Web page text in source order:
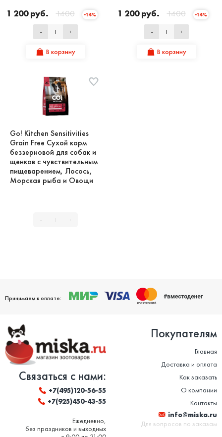
1 200 руб. 1400 -14%
- +
В корзину
1 200 руб. 1400 -14%
- +
В корзину
Go! Kitchen Sensitivities
Grain Free Сухой корм
беззерновой для собак и
щенков с чувствительным
пищеварением, Лосось,
Морская рыба и Овощи
- +
Принимаем к оплате:
Связаться с нами:
+7(495)120-56-55
+7(925)450-43-55
Ежедневно,
без праздников и выходных
Покупателям
Главная
Доставка и оплата
Как заказать
О компании
Контакты
info@miska.ru
Для вопросов по заказам